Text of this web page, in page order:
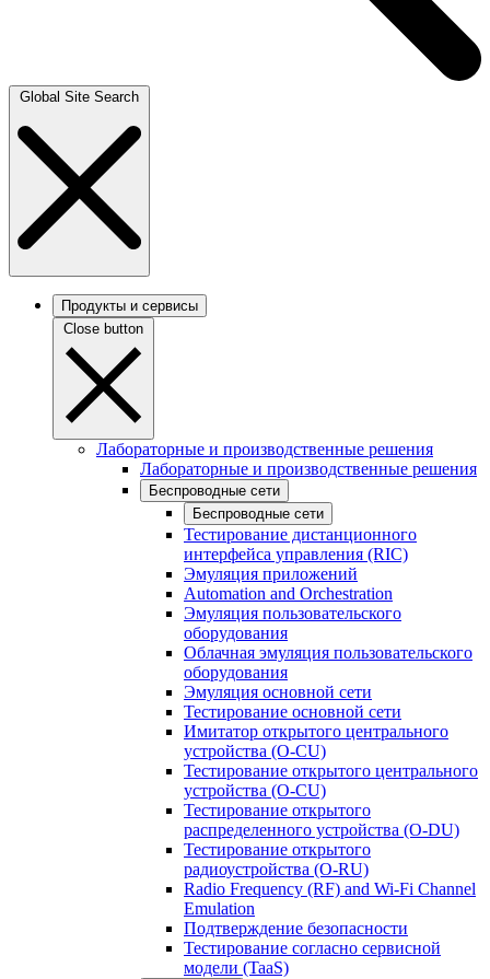
Global Site Search
Продукты и сервисы
Close button
Лабораторные и производственные решения
Лабораторные и производственные решения
Беспроводные сети
Беспроводные сети
Тестирование дистанционного
интерфейса управления (RIC)
Эмуляция приложений
Automation and Orchestration
Эмуляция пользовательского
оборудования
Облачная эмуляция пользовательского
оборудования
Эмуляция основной сети
Тестирование основной сети
Имитатор открытого центрального
устройства (O-CU)
Тестирование открытого центрального
устройства (O-CU)
Тестирование открытого
распределенного устройства (O-DU)
Тестирование открытого
радиоустройства (O-RU)
Radio Frequency (RF) and Wi-Fi Channel
Emulation
Подтверждение безопасности
Тестирование согласно сервисной
модели (TaaS)